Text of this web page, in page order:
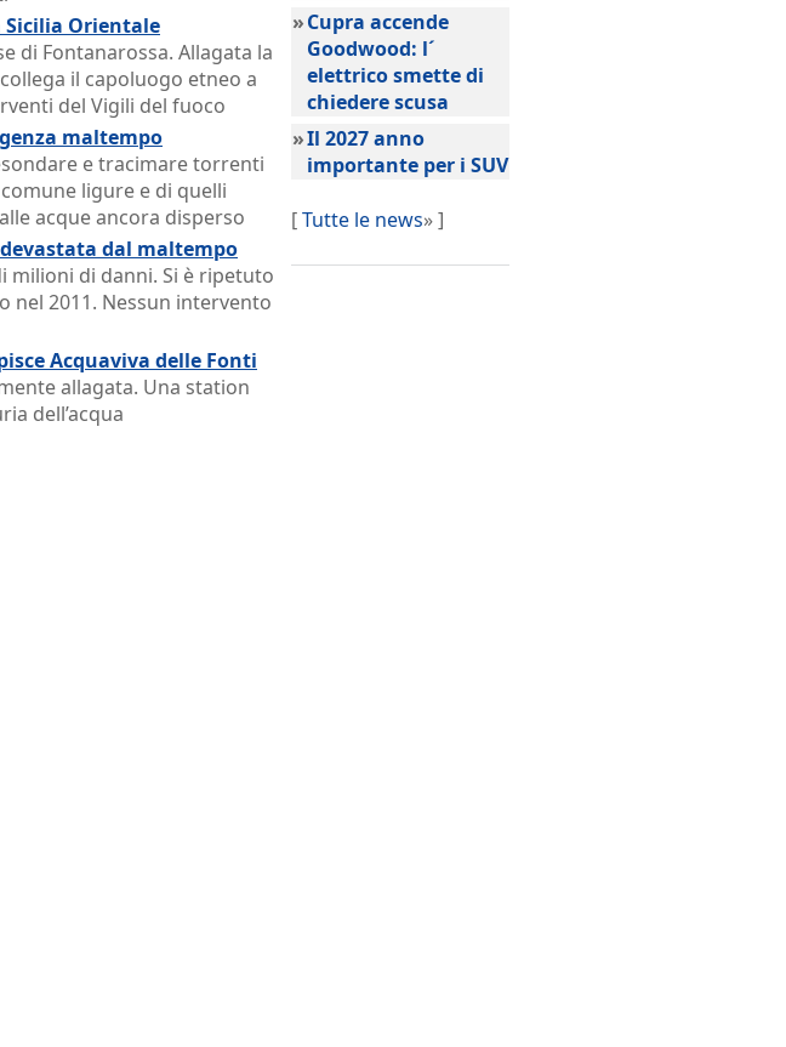
Orientale
di Fontanarossa. Allagata la
il capoluogo etneo a
del Vigili del fuoco
maltempo
e tracimare torrenti
ligure e di quelli
acque ancora disperso
dal maltempo
milioni di danni. Si è ripetuto
nel 2011. Nessun intervento
Acquaviva delle Fonti
allagata. Una station
dell’acqua
»Cupra accende
Goodwood: l´
elettrico smette di
chiedere scusa
»Il 2027 anno
importante per i SUV
[Tutte le news» ]